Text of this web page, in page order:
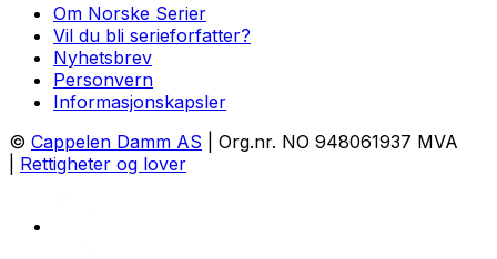
Om Norske Serier
Vil du bli serieforfatter?
Nyhetsbrev
Personvern
Informasjonskapsler
© Cappelen Damm AS | Org.nr. NO 948061937 MVA
Rettigheter og lover